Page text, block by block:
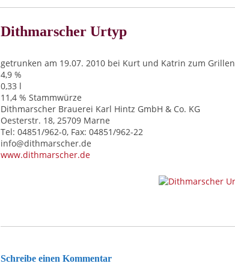
Dithmarscher Urtyp
getrunken am 19.07. 2010 bei Kurt und Katrin zum Grillen
4,9 %
0,33 l
11,4 % Stammwürze
Dithmarscher Brauerei Karl Hintz GmbH & Co. KG
Oesterstr. 18, 25709 Marne
Tel: 04851/962-0, Fax: 04851/962-22
info@dithmarscher.de
www.dithmarscher.de
Schreibe einen Kommentar